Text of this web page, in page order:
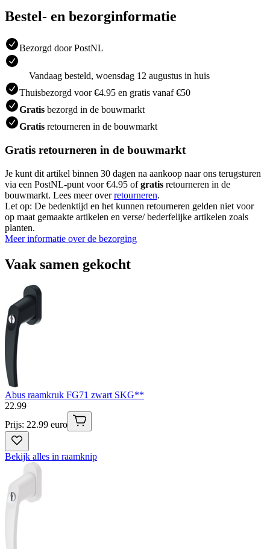
Bestel- en bezorginformatie
Bezorgd door PostNL
Vandaag besteld, woensdag 12 augustus in huis
Thuisbezorgd voor €4.95 en gratis vanaf €50
Gratis bezorgd in de bouwmarkt
Gratis retourneren in de bouwmarkt
Gratis retourneren in de bouwmarkt
Je kunt dit artikel binnen 30 dagen na aankoop naar ons terugsturen
via een PostNL-punt voor €4.95 ofgratis retourneren in de
bouwmarkt. Lees meer overretourneren.
Let op: De bedenktijd en het kunnen retourneren gelden niet voor
op maat gemaakte artikelen en verse/ bederfelijke artikelen zoals
planten.
Meer informatie over de bezorging
Vaak samen gekocht
Abus raamkruk FG71 zwart SKG**
22.99
Prijs: 22.99 euro
Bekijk alles in raamknip